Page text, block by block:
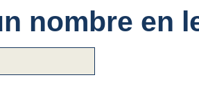
nombre en